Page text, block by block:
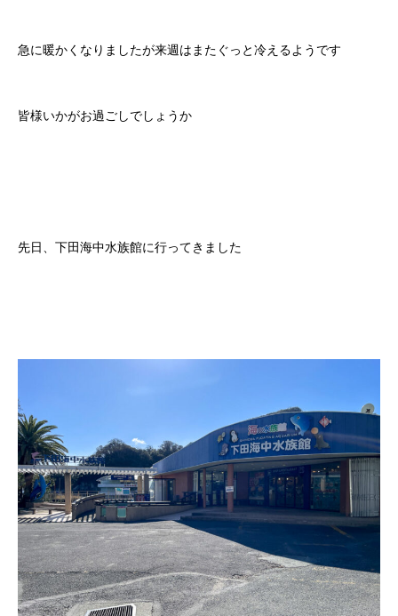
急に暖かくなりましたが来週はまたぐっと冷えるようです
皆様いかがお過ごしでしょうか
先日、下田海中水族館に行ってきました